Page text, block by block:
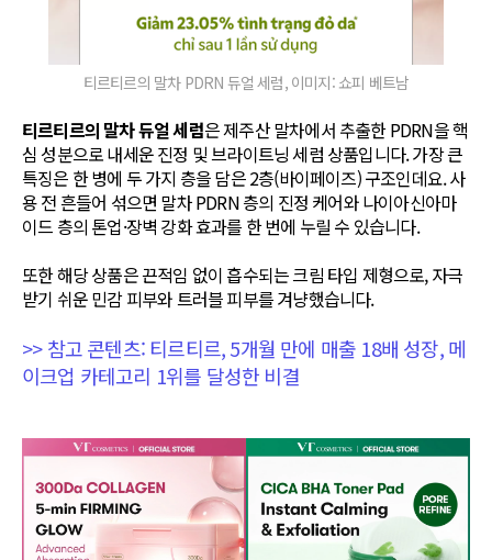
티르티르의 말차 PDRN 듀얼 세럼, 이미지: 쇼피 베트남
티르티르의 말차 듀얼 세럼은 제주산 말차에서 추출한 PDRN을 핵
심 성분으로 내세운 진정 및 브라이트닝 세럼 상품입니다. 가장 큰
특징은 한 병에 두 가지 층을 담은 2층(바이페이즈) 구조인데요. 사
용 전 흔들어 섞으면 말차 PDRN 층의 진정 케어와 나이아신아마
이드 층의 톤업·장벽 강화 효과를 한 번에 누릴 수 있습니다.
또한 해당 상품은 끈적임 없이 흡수되는 크림 타입 제형으로, 자극
받기 쉬운 민감 피부와 트러블 피부를 겨냥했습니다.
>> 참고 콘텐츠: 티르티르, 5개월 만에 매출 18배 성장, 메
이크업 카테고리 1위를 달성한 비결